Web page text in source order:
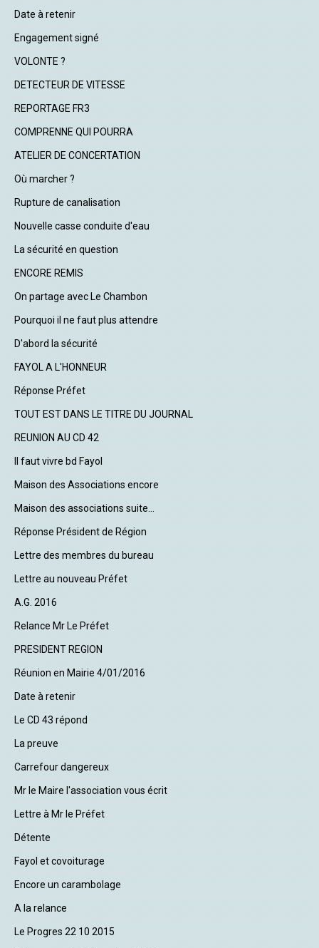
Date à retenir
Engagement signé
VOLONTE ?
DETECTEUR DE VITESSE
REPORTAGE FR3
COMPRENNE QUI POURRA
ATELIER DE CONCERTATION
Où marcher ?
Rupture de canalisation
Nouvelle casse conduite d'eau
La sécurité en question
ENCORE REMIS
On partage avec Le Chambon
Pourquoi il ne faut plus attendre
D'abord la sécurité
FAYOL A L'HONNEUR
Réponse Préfet
TOUT EST DANS LE TITRE DU JOURNAL
REUNION AU CD 42
Il faut vivre bd Fayol
Maison des Associations encore
Maison des associations suite...
Réponse Président de Région
Lettre des membres du bureau
Lettre au nouveau Préfet
A.G. 2016
Relance Mr Le Préfet
PRESIDENT REGION
Réunion en Mairie 4/01/2016
Date à retenir
Le CD 43 répond
La preuve
Carrefour dangereux
Mr le Maire l'association vous écrit
Lettre à Mr le Préfet
Détente
Fayol et covoiturage
Encore un carambolage
A la relance
Le Progres 22 10 2015